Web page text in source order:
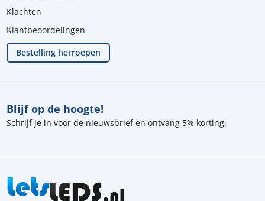
Blijf op de hoogte!
Schrijf je in voor de nieuwsbrief en ontvang 5% korting.
Klachten
Klantbeoordelingen
Bestelling herroepen